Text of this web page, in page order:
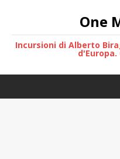
One
Incursioni di Alberto
d'Europa.